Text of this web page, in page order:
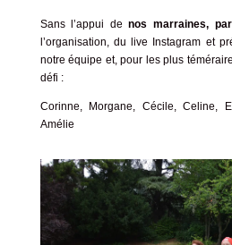
Sans l’appui denos marraines,
l’organisation, du live Instagram et
notre équipe et, pour les plus
défi :
Corinne, Morgane, Cécile, Celine,
Amélie